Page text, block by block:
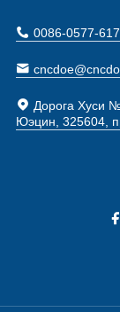
0086-0577-
Дорога Хуси
Юэцин, 325604,